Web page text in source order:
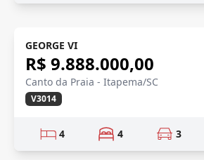
FRENTE MAR
Vídeo
GEORGE VI
R$ 9.888.000,00
Canto da Praia - Itapema/SC
V3014
4 4 3